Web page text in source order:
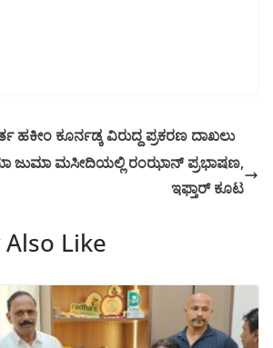
ಹಕೀಂ ಕೂರ್ನಡ್ಕ ವಿರುದ್ದ ಪ್ರಕರಣ ದಾಖಲು
ಜುಮಾ ಮಸೀದಿಯಲ್ಲಿ ರಂಝಾನ್ ಪ್ರಭಾಷಣ,
ಇಫ್ತಾರ್ ಕೂಟ
Like